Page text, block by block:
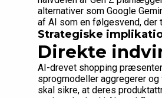
alternativer som Google
af AI som en følgesvend,
Strategiske
Direkte
AI-drevet shopping
sprogmodeller aggregerer
skal sikre, at deres